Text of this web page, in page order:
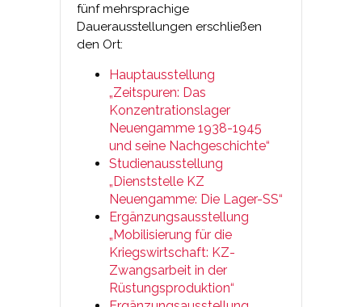
fünf mehrsprachige
Dauerausstellungen erschließen
den Ort:
Hauptausstellung
„Zeitspuren: Das
Konzentrationslager
Neuengamme 1938-1945
und seine Nachgeschichte“
Studienausstellung
„Dienststelle KZ
Neuengamme: Die Lager-SS“
Ergänzungsausstellung
„Mobilisierung für die
Kriegswirtschaft: KZ-
Zwangsarbeit in der
Rüstungsproduktion“